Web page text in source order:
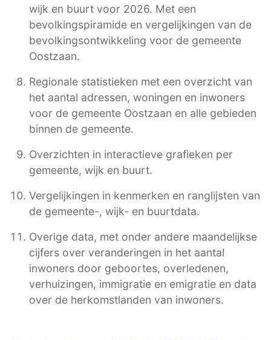
wijk en buurt voor 2026. Met een
bevolkingspiramide en vergelijkingen van de
bevolkingsontwikkeling voor de gemeente
Oostzaan.
Regionale statistieken met een overzicht van
het aantal adressen, woningen en inwoners
voor de gemeente Oostzaan en alle gebieden
binnen de gemeente.
Overzichten in interactieve grafieken per
gemeente, wijk en buurt.
Vergelijkingen in kenmerken en ranglijsten van
de gemeente-, wijk- en buurtdata.
Overige data, met onder andere maandelijkse
cijfers over veranderingen in het aantal
inwoners door geboortes, overledenen,
verhuizingen, immigratie en emigratie en data
over de herkomstlanden van inwoners.